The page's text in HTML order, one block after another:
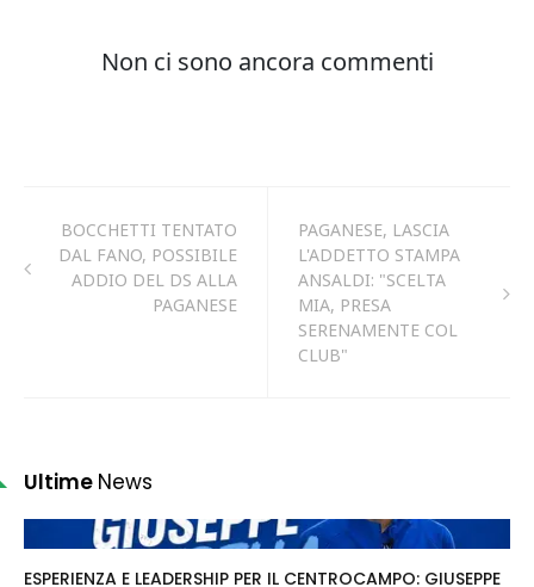
BOCCHETTI TENTATO
DAL FANO, POSSIBILE
ADDIO DEL DS ALLA
PAGANESE
PAGANESE, LASCIA
L'ADDETTO STAMPA
ANSALDI: "SCELTA
MIA, PRESA
SERENAMENTE COL
CLUB"
Ultime News
ESPERIENZA E LEADERSHIP PER IL CENTROCAMPO: GIUSEPPE